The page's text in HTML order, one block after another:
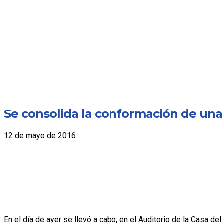
Se consolida la conformación de
12 de mayo de 2016
En el día de ayer se llevó a cabo, en el Auditorio de la Casa